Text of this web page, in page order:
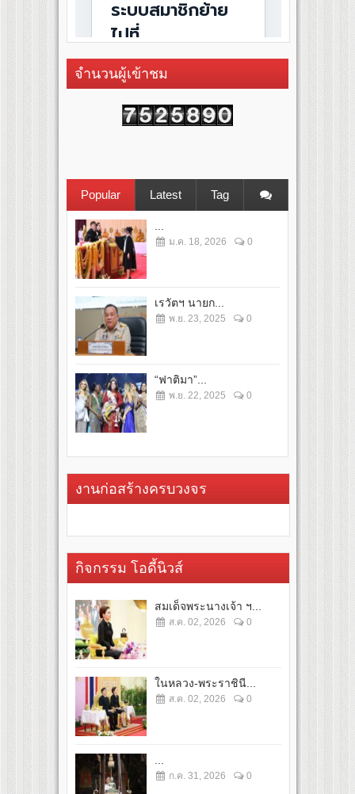
จำนวนผู้เข้าชม
Popular Latest Tag
...
ม.ค. 18, 2026 0
เรวัตฯ นายก...
พ.ย. 23, 2025 0
“ฟาติมา”...
พ.ย. 22, 2025 0
งานก่อสร้างครบวงจร
กิจกรรม โอดี้นิวส์
สมเด็จพระนางเจ้า ฯ...
ส.ค. 02, 2026 0
ในหลวง-พระราชินี...
ส.ค. 02, 2026 0
...
ก.ค. 31, 2026 0